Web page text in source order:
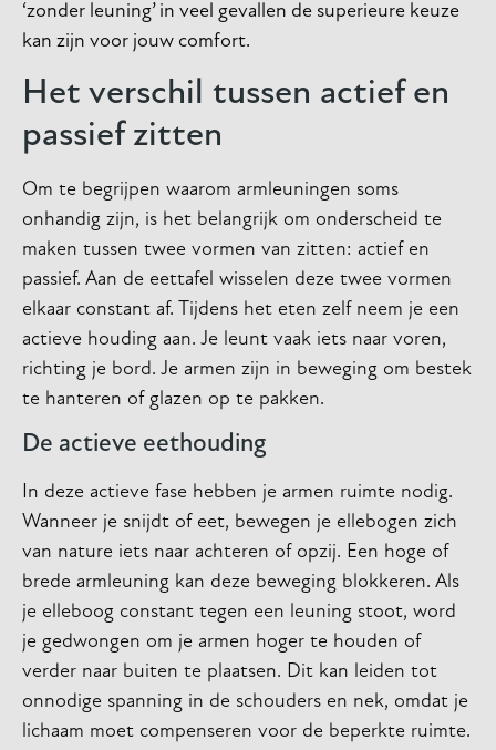
‘zonder leuning’ in veel gevallen de superieure keuze
kan zijn voor jouw comfort.
Het verschil tussen actief en
passief zitten
Om te begrijpen waarom armleuningen soms
onhandig zijn, is het belangrijk om onderscheid te
maken tussen twee vormen van zitten: actief en
passief. Aan de eettafel wisselen deze twee vormen
elkaar constant af. Tijdens het eten zelf neem je een
actieve houding aan. Je leunt vaak iets naar voren,
richting je bord. Je armen zijn in beweging om bestek
te hanteren of glazen op te pakken.
De actieve eethouding
In deze actieve fase hebben je armen ruimte nodig.
Wanneer je snijdt of eet, bewegen je ellebogen zich
van nature iets naar achteren of opzij. Een hoge of
brede armleuning kan deze beweging blokkeren. Als
je elleboog constant tegen een leuning stoot, word
je gedwongen om je armen hoger te houden of
verder naar buiten te plaatsen. Dit kan leiden tot
onnodige spanning in de schouders en nek, omdat je
lichaam moet compenseren voor de beperkte ruimte.